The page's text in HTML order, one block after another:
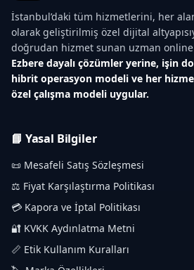
İstanbul’daki tüm hizmetlerini, her
olarak geliştirilmiş özel dijital
doğrudan hizmet sunan uzman
Ezbere dayalı çözümler yerine, işin
hibrit operasyon modeli ve her
özel çalışma modeli uygular.
📘 Yasal Bilgiler
📜 Mesafeli Satış Sözleşmesi
⚖️ Fiyat Karşılaştırma Politikası
💳 Kapora ve İptal Politikası
🔐 KVKK Aydınlatma Metni
📏 Etik Kullanım Kuralları